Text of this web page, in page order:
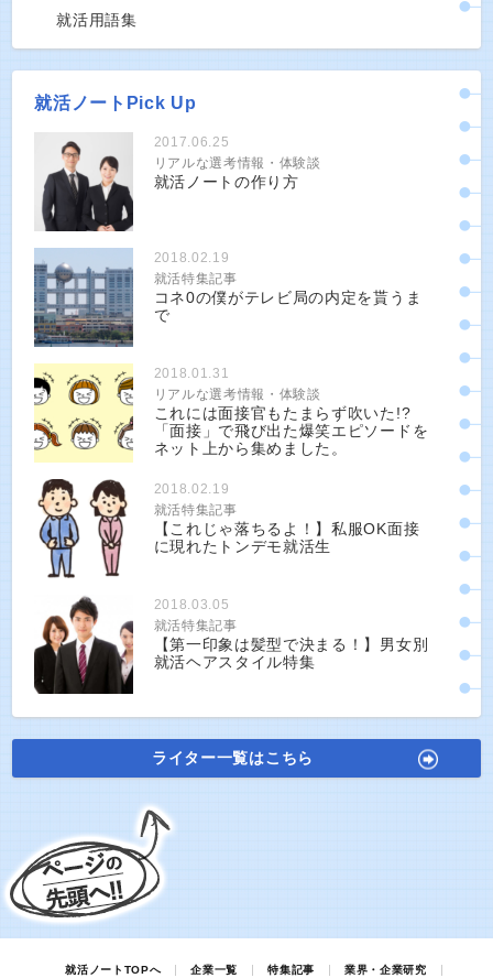
就活用語集
就活ノートPick Up
2017.06.25
リアルな選考情報・体験談
就活ノートの作り方
2018.02.19
就活特集記事
コネ0の僕がテレビ局の内定を貰うま
で
2018.01.31
リアルな選考情報・体験談
これには面接官もたまらず吹いた!?
「面接」で飛び出た爆笑エピソードを
ネット上から集めました。
2018.02.19
就活特集記事
【これじゃ落ちるよ！】私服OK面接
に現れたトンデモ就活生
2018.03.05
就活特集記事
【第一印象は髪型で決まる！】男女別
就活ヘアスタイル特集
ライター一覧はこちら
就活ノートTOPへ 企業一覧 特集記事
業界・企業研究